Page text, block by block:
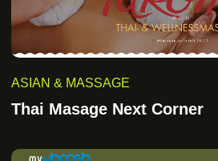
ASIAN & MASSAGE
Thai Masage Next Corner